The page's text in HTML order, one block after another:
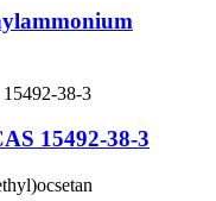
15492-38-3